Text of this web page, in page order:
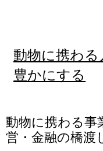
動物に携わる
豊かにする
動物に携わる事
営・金融の橋渡